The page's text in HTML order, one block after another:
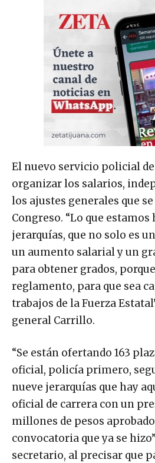
El nuevo servicio policial
organizar los salarios,
los ajustes generales que
Congreso. “Lo que estamos
jerarquías, que no solo es
un aumento salarial y un
para obtener grados,
reglamento, para que sea
trabajos de la Fuerza
general Carrillo.
“Se están ofertando 163
oficial, policía primero,
nueve jerarquías que hay
oficial de carrera con un
millones de pesos
convocatoria que ya se
secretario, al precisar que